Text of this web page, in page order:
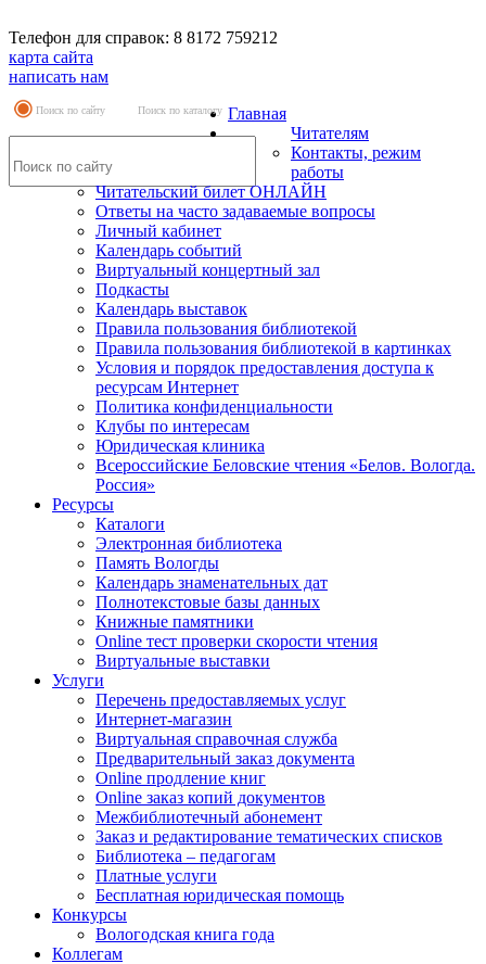
Телефон для справок: 8 8172 759212
карта сайта
написать нам
Поиск по сайту Поиск по каталогу Главная
Читателям
Контакты, режим
работы
Читательский билет ОНЛАЙН
Ответы на часто задаваемые вопросы
Личный кабинет
Календарь событий
Виртуальный концертный зал
Подкасты
Календарь выставок
Правила пользования библиотекой
Правила пользования библиотекой в картинках
Условия и порядок предоставления доступа к
ресурсам Интернет
Политика конфиденциальности
Клубы по интересам
Юридическая клиника
Всероссийские Беловские чтения «Белов. Вологда.
Россия»
Ресурсы
Каталоги
Электронная библиотека
Память Вологды
Календарь знаменательных дат
Полнотекстовые базы данных
Книжные памятники
Online тест проверки скорости чтения
Виртуальные выставки
Услуги
Перечень предоставляемых услуг
Интернет-магазин
Виртуальная справочная служба
Предварительный заказ документа
Online продление книг
Online заказ копий документов
Межбиблиотечный абонемент
Заказ и редактирование тематических списков
Библиотека – педагогам
Платные услуги
Бесплатная юридическая помощь
Конкурсы
Вологодская книга года
Коллегам